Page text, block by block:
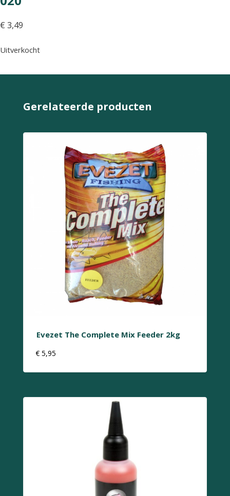
€ 3,49
Uitverkocht
Gerelateerde producten
Evezet The Complete Mix Feeder 2kg
€ 5,95